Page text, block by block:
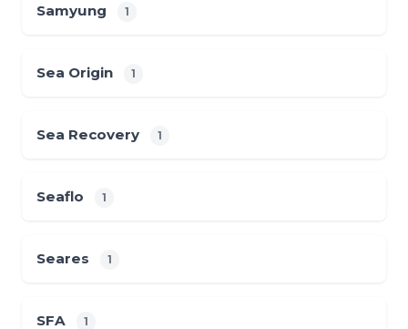
Samyung 1
Sea Origin 1
Sea Recovery 1
Seaflo 1
Seares 1
SFA 1